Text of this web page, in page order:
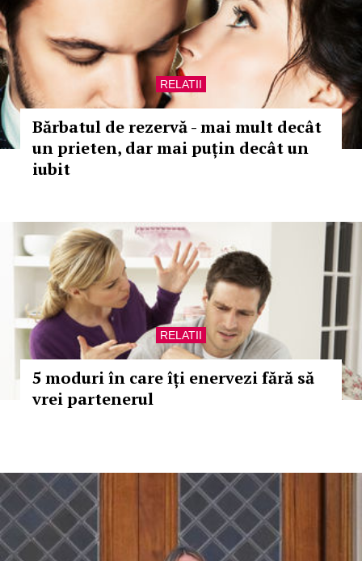
RELATII
Bărbatul de rezervă - mai mult decât
un prieten, dar mai puțin decât un
iubit
RELATII
5 moduri în care îți enervezi fără să
vrei partenerul